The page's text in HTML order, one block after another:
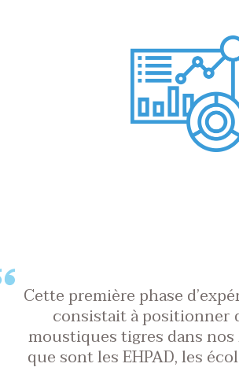
Cette première phase
consistait à positionner
moustiques tigres dans
que sont les EHPAD, les